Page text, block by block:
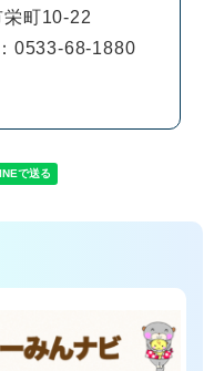
町10-22
0533-68-1880